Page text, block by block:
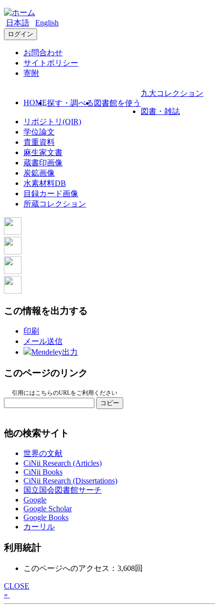
日本語 English
ログイン
お問合わせ
サイトポリシー
寄附
HOME探す・調べる 図書館を使う
九大コレクション
図書・雑誌
リポジトリ(QIR)
学位論文
貴重資料
麻生家文書
蔵書印画像
炭鉱画像
水素材料DB
目録カード画像
所蔵コレクション
この情報を出力する
印刷
メール送信
Mendeley出力
このページのリンク
引用にはこちらのURLをご利用ください
コピー
他の検索サイト
世界の文献
CiNii Research (Articles)
CiNii Books
CiNii Research (Dissertations)
国立国会図書館サーチ
Google
Google Scholar
Google Books
カーリル
利用統計
このページへのアクセス：3,608回
CLOSE
»